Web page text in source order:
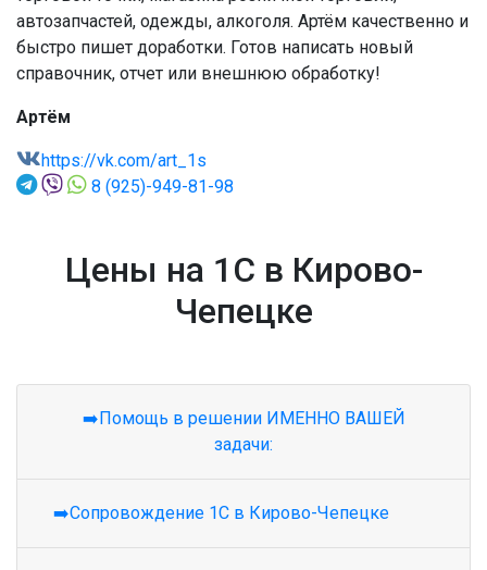
автозапчастей, одежды, алкоголя. Артём качественно и
быстро пишет доработки. Готов написать новый
справочник, отчет или внешнюю обработку!
Артём
https://vk.com/art_1s
8 (925)-949-81-98
Цены на 1С в Кирово-
Чепецке
➡️Помощь в решении ИМЕННО ВАШЕЙ
задачи:
➡️Сопровождение 1С в Кирово-Чепецке